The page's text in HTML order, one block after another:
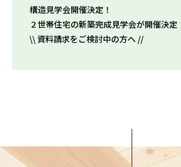
構造見学会開催決定！
２世帯住宅の新築完成見学会が開催決定
\\ 資料請求をご検討中の方へ //